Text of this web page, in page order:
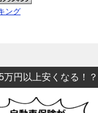
ング
万円以上安くなる！？